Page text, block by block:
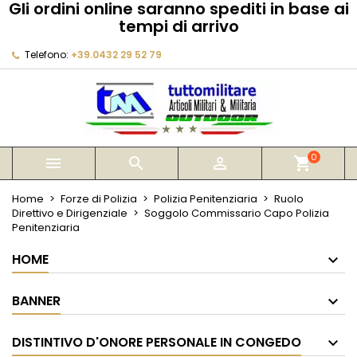
Gli ordini online saranno spediti in base ai
tempi di arrivo
Telefono: +39.0432 29 52 79
   shopping_cart0
Home Forze di Polizia Polizia Penitenziaria
Ruolo
Direttivo e Dirigenziale
Soggolo Commissario Capo Polizia
Penitenziaria
HOME
BANNER
DISTINTIVO D'ONORE PERSONALE IN CONGEDO
My wishlists
add_circle_outline Create new list
Crea lista dei desideri
Annulla Crea lista dei desideri
Devi avere effettuato l'accesso per salvare dei
prodotti nella tua lista dei desideri.
Annulla